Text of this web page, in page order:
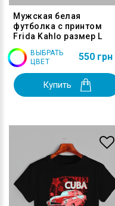
Мужская белая
футболка с принтом
Frida Kahlo размер L
ВЫБРАТЬ
ЦВЕТ
550 грн
Купить